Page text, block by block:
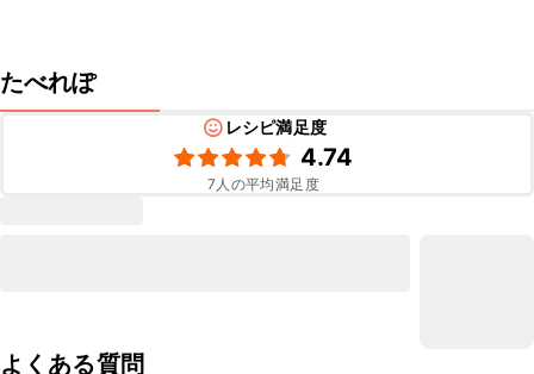
たべれぽ
レシピ満足度
4.74
7 人の平均満足度
よくある質問